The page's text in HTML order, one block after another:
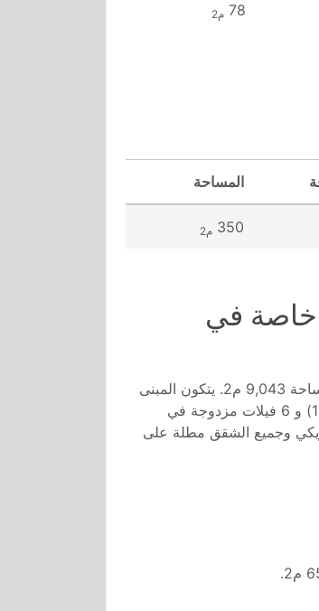
78 م2
المساحة
350 م2
خاصة في
تم بناء المشروع على مساحة 9,043 م2. يتكون المبنى
من 8 طوابق، إجمالي عدد الشقق 98 (1+1،2+1) و 6 فيلات مزدوجة في
أمريكي وجميع الشقق مطلة على